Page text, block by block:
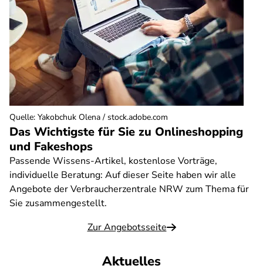
Das Wichtigste für Sie zu Onlineshopping
und Fakeshops
Passende Wissens-Artikel, kostenlose Vorträge,
individuelle Beratung: Auf dieser Seite haben wir alle
Angebote der Verbraucherzentrale NRW zum Thema für
Sie zusammengestellt.
Zur Angebotsseite
Quelle: Yakobchuk Olena / stock.adobe.com
Aktuelles